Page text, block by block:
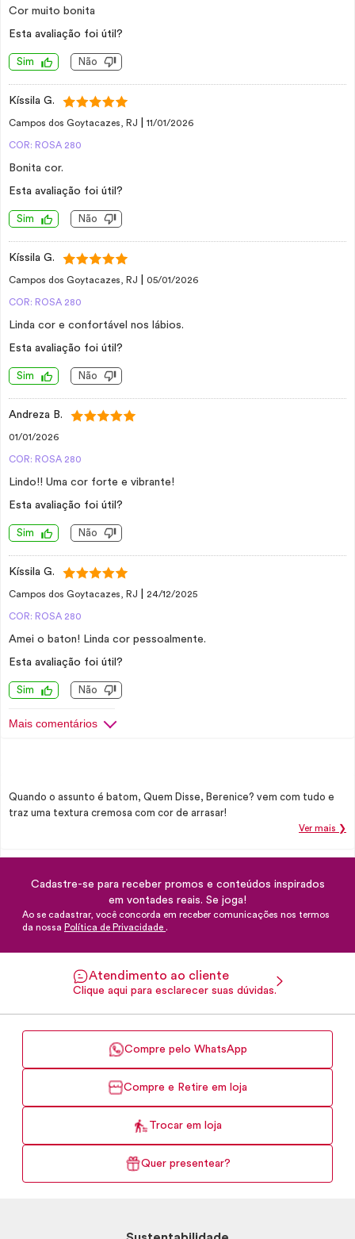
Cor muito bonita
Esta avaliação foi útil?
Sim Não
Kíssila G.
Campos dos Goytacazes, RJ 11/01/2026
COR: ROSA 280
Bonita cor.
Esta avaliação foi útil?
Sim Não
Kíssila G.
Campos dos Goytacazes, RJ 05/01/2026
COR: ROSA 280
Linda cor e confortável nos lábios.
Esta avaliação foi útil?
Sim Não
Andreza B.
01/01/2026
COR: ROSA 280
Lindo!! Uma cor forte e vibrante!
Esta avaliação foi útil?
Sim Não
Kíssila G.
Campos dos Goytacazes, RJ 24/12/2025
COR: ROSA 280
Amei o baton! Linda cor pessoalmente.
Esta avaliação foi útil?
Sim Não
Mais comentários
Quando o assunto é batom, Quem Disse, Berenice? vem com tudo e
traz uma textura cremosa com cor de arrasar!
Ver mais ❯
Cadastre-se para receber promos e conteúdos inspirados
em vontades reais. Se joga!
Ao se cadastrar, você concorda em receber comunicações nos termos
da nossa Política de Privacidade .
Atendimento ao cliente
Clique aqui para esclarecer suas dúvidas.
Compre pelo WhatsApp
Compre e Retire em loja
Trocar em loja
Quer presentear?